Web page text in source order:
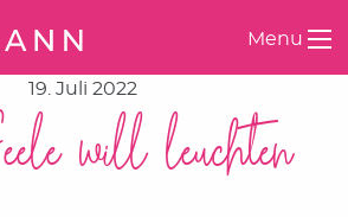
Menu
19. Juli 2022
will leuchten